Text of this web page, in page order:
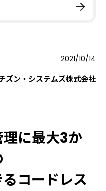
2021/10/14
ズン・システムズ株式会社
に最大3か
コードレス